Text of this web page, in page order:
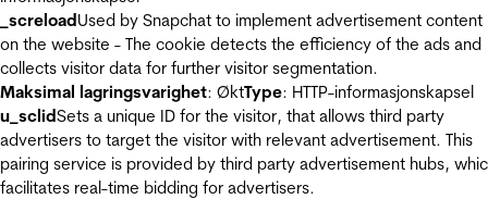
_screloadUsed by Snapchat to implement advertisement content
on the website - The cookie detects the efficiency of the ads and
collects visitor data for further visitor segmentation.
Maksimal lagringsvarighet: ØktType: HTTP-informasjonskapsel
u_sclidSets a unique ID for the visitor, that allows third party
advertisers to target the visitor with relevant advertisement. This
pairing service is provided by third party advertisement hubs,
facilitates real-time bidding for advertisers.